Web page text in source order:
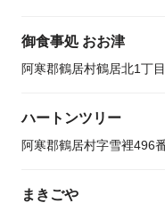
御食事処 おお津
阿寒郡鶴居村鶴居北1丁
ハートンツリー
阿寒郡鶴居村字雪裡496
まきごや